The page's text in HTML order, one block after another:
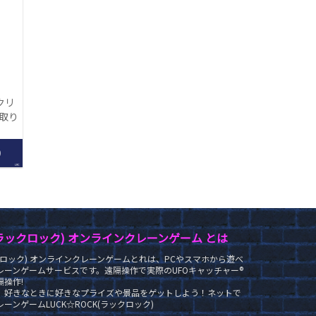
リ
り
LRC
クロック) オンラインクレーンゲーム とは
ック) オンラインクレーンゲームとれは、PCやスマホから遊べ
ーンゲームサービスです。遠隔操作で実際のUFOキャッチャー®
操作!
好きなときに好きなプライズや景品をゲットしよう！ネットで
ンゲームLUCK☆ROCK(ラックロック)